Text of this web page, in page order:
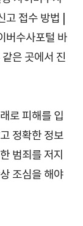
접수 방법 |
버수사포털 바
은 곳에서 진
로 피해를 입
정확한 정보
범죄를 저지
조심을 해야